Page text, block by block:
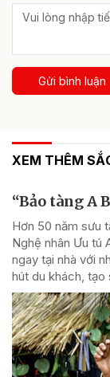
Gửi bình luận
XEM THÊM
“Bảo tàng A
Hơn 50 năm sưu
Nghệ nhân Ưu tú
ngay tại nhà với
hút du khách, tạo